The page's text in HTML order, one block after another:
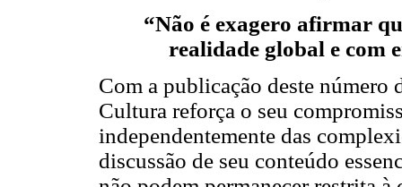
“Não é exagero afirmar
realidade global e com
Com a publicação deste
Cultura reforça o seu
independentemente das
discussão de seu conteúdo